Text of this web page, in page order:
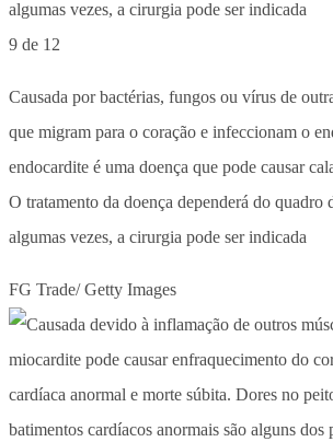
9 de 12
Causada por bactérias, fungos ou vírus de
que migram para o coração e infeccionam o
endocardite é uma doença que pode causar
O tratamento da doença dependerá do quadro
algumas vezes, a cirurgia pode ser indicada
FG Trade/ Getty Images